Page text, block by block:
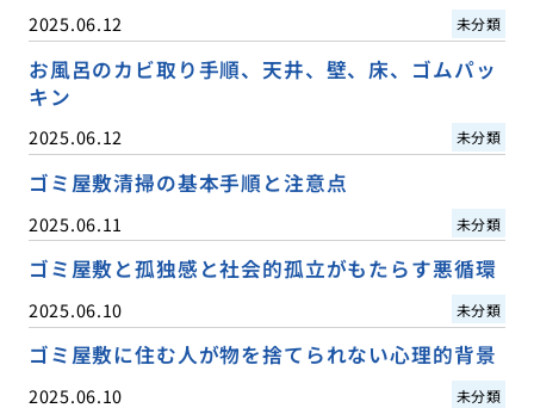
2025.06.12 未分類
お風呂のカビ取り手順、天井、壁、床、ゴムパッ
キン
2025.06.12 未分類
ゴミ屋敷清掃の基本手順と注意点
2025.06.11 未分類
ゴミ屋敷と孤独感と社会的孤立がもたらす悪循環
2025.06.10 未分類
ゴミ屋敷に住む人が物を捨てられない心理的背景
2025.06.10 未分類